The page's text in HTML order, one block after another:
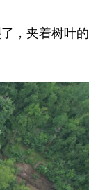
，夹着树叶的